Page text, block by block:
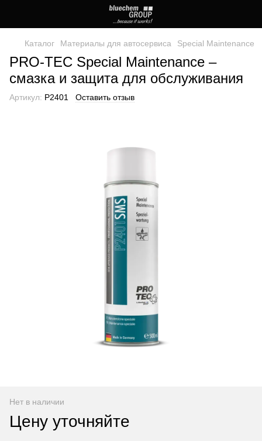
Каталог Материалы для автосервиса Special Maintenance
PRO-TEC Special Maintenance –
смазка и защита для обслуживания
Артикул: P2401 Оставить отзыв
Нет в наличии
Цену уточняйте